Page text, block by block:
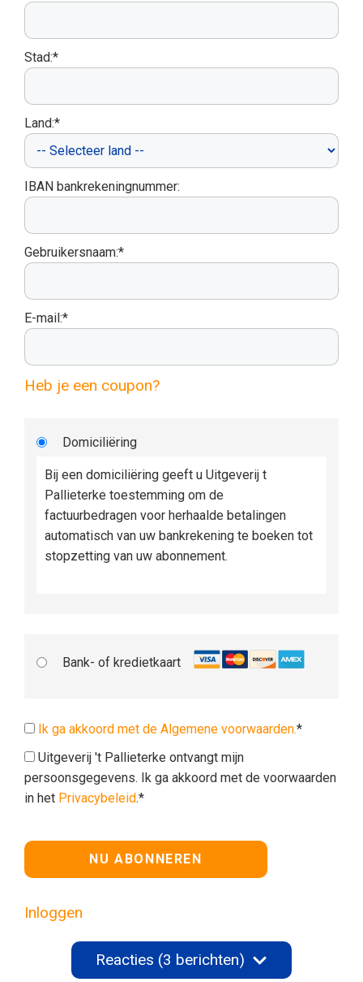
Stad:*
Land:*
IBAN bankrekeningnummer:
Gebruikersnaam:*
E-mail:*
Heb je een coupon?
Domiciliëring
Bij een domiciliëring geeft u Uitgeverij t
Pallieterke toestemming om de
factuurbedragen voor herhaalde betalingen
automatisch van uw bankrekening te boeken tot
stopzetting van uw abonnement.
Bank- of kredietkaart
Ik ga akkoord met de Algemene voorwaarden.*
Uitgeverij 't Pallieterke ontvangt mijn
persoonsgegevens. Ik ga akkoord met de voorwaarden
in het Privacybeleid.*
Geen waarde
Inloggen
Reacties (3 berichten)